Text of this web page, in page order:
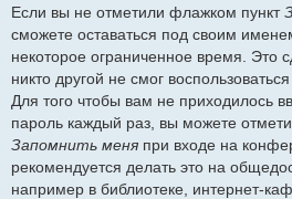
Если вы не отметили флажком пункт
сможете оставаться под своим
некоторое ограниченное время. Это
никто другой не смог
Для того чтобы вам не приходилось
пароль каждый раз, вы можете
Запомнить меня при входе на
рекомендуется делать это на
например в библиотеке, интернет-